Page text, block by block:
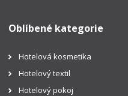
Oblíbené kategorie
Hotelová kosmetika
Hotelový textil
Hotelový pokoj